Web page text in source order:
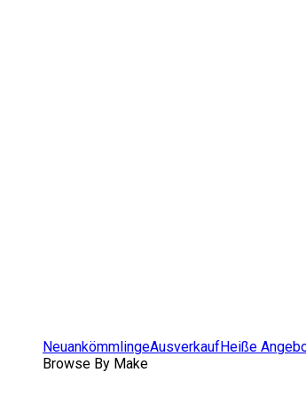
NeuankömmlingeAusverkaufHeiße
Browse By Make